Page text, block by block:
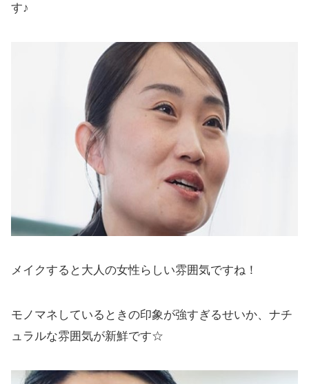
す♪
メイクすると大人の女性らしい雰囲気ですね！
モノマネしているときの印象が強すぎるせいか、ナチ
ュラルな雰囲気が新鮮です☆